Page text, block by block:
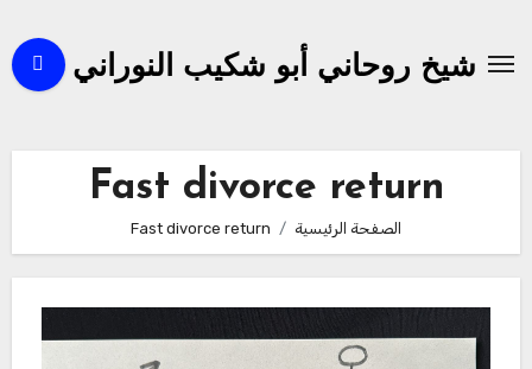
المحتوىشيخ روحاني أبو شكيب النوراني
Fast divorce return
الصفحة الرئيسية Fast divorce return